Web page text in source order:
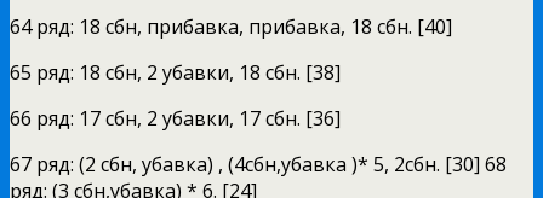
64 ряд: 18 сбн, прибавка, прибавка, 18 сбн. [40]
65 ряд: 18 сбн, 2 убавки, 18 сбн. [38]
66 ряд: 17 сбн, 2 убавки, 17 сбн. [36]
67 ряд: (2 сбн, убавка) , (4сбн,убавка )* 5, 2сбн. [30] 68
ряд: (3 сбн,убавка) * 6. [24]